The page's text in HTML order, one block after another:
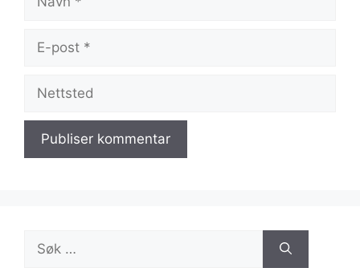
post
etter: